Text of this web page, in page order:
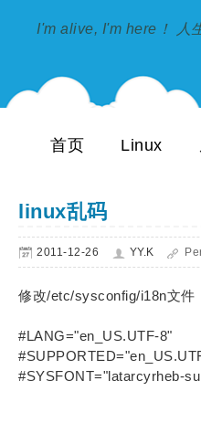
I'm alive, I'm here！ 人
首页 Linux
linux乱码
2011-12-26 YY.K
修改/etc/sysconfig/i18n文件
#LANG="en_US.UTF-8"
#SYSFONT="latarcyrheb-